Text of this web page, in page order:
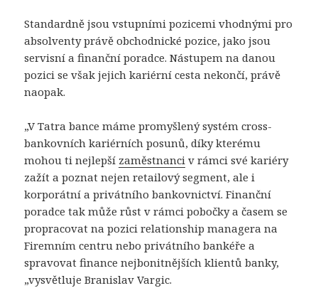
Standardně jsou vstupními pozicemi vhodnými pro
absolventy právě obchodnické pozice, jako jsou
servisní a finanční poradce. Nástupem na danou
pozici se však jejich kariérní cesta nekončí, právě
naopak.
„V Tatra bance máme promyšlený systém cross-
bankovních kariérních posunů, díky kterému
mohou ti nejlepší zaměstnanci v rámci své kariéry
zažít a poznat nejen retailový segment, ale i
korporátní a privátního bankovnictví. Finanční
poradce tak může růst v rámci pobočky a časem se
propracovat na pozici relationship managera na
Firemním centru nebo privátního bankéře a
spravovat finance nejbonitnějších klientů banky,
„vysvětluje Branislav Vargic.